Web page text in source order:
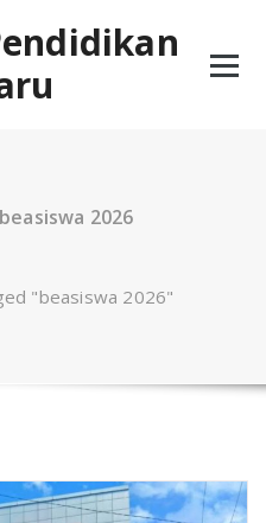
2026
"beasiswa 2026"